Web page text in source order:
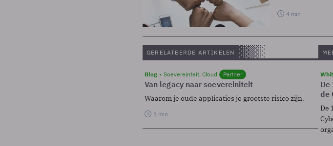
4 min
GERELATEERDE ARTIKELEN
Blog Soevereinteit, Cloud Partner
Van legacy naar soevereiniteit
Waarom je oude applicaties je grootste risico zijn.
1 min
de
De